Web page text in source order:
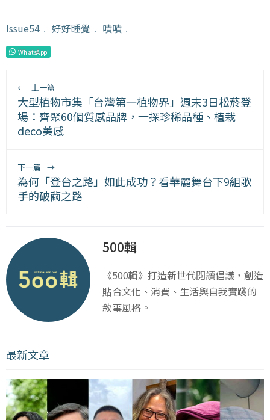
Issue54 ﹒ 好好睡覺 ﹒ 嘖嘖 ﹒
WhatsApp
← 上一篇
大型植物市集「台灣第一植物界」週末3日松菸登
場：齊聚60個質感品牌，一探珍稀品種、植栽
deco美感
下一篇 →
為何「登台之路」如此成功？看華麗舞台下9組歌
手的破繭之路
500輯
《500輯》打造新世代閱讀倡議，創造
貼合文化、消費、生活與自我實踐的
敘事風格。
最新文章